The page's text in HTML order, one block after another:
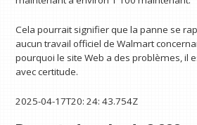
Cela pourrait signifier que la panne se
aucun travail officiel de Walmart
pourquoi le site Web a des problèmes, il
avec certitude.
2025-04-17T20: 24: 43.754Z